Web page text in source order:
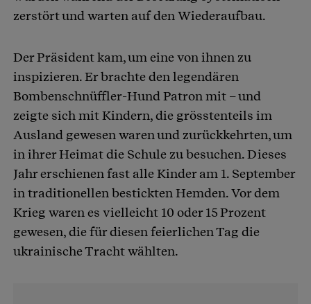
zerstört und warten auf den Wiederaufbau.
Der Präsident kam, um eine von ihnen zu
inspizieren. Er brachte den legendären
Bombenschnüffler-Hund Patron mit – und
zeigte sich mit Kindern, die grösstenteils im
Ausland gewesen waren und zurückkehrten, um
in ihrer Heimat die Schule zu besuchen. Dieses
Jahr erschienen fast alle Kinder am 1. September
in traditionellen bestickten Hemden. Vor dem
Krieg waren es vielleicht 10 oder 15 Prozent
gewesen, die für diesen feierlichen Tag die
ukrainische Tracht wählten.